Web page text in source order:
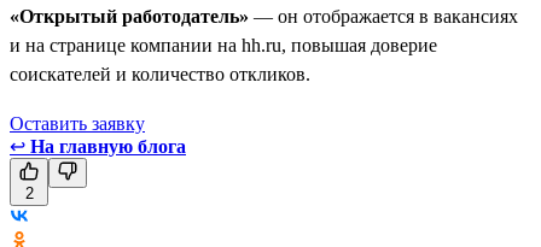
«Открытый работодатель» — он отображается в вакансиях
и на странице компании на hh.ru, повышая доверие
соискателей и количество откликов.
Оставить заявку
↩ На главную блога
2